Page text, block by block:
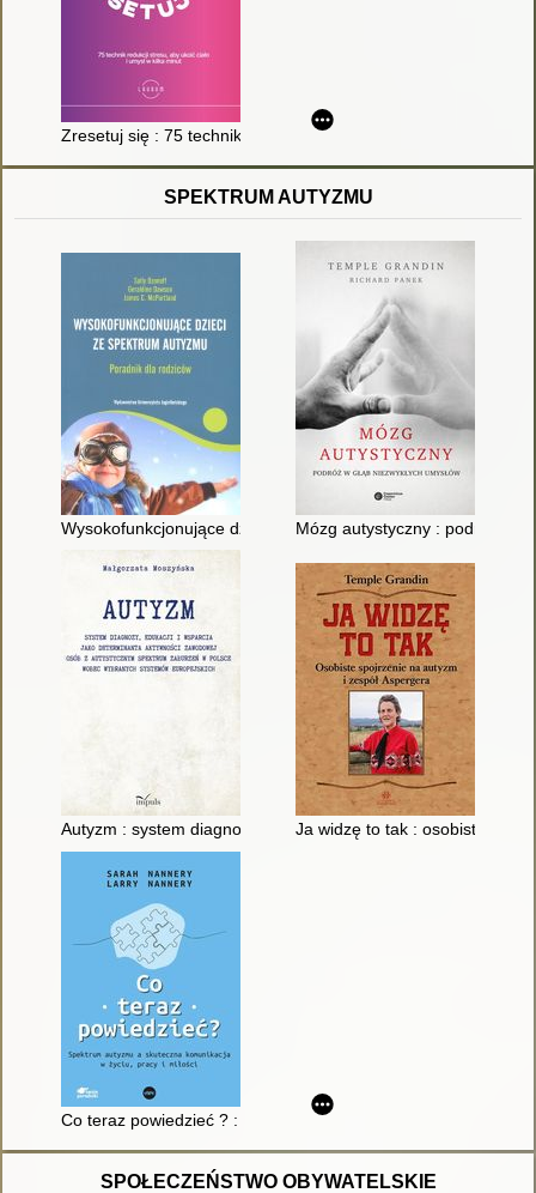
Zresetuj się : 75 technik redukcji stresu, aby ukoić ciało i
SPEKTRUM AUTYZMU
Wysokofunkcjonujące dzieci ze spektrum autyzmu : jak
Mózg autystyczny : podróż w
Autyzm : system diagnozy, edukacji i wsparcia jako
Ja widzę to tak : osobiste
Co teraz powiedzieć ? : spektrum autyzmu a skuteczna
SPOŁECZEŃSTWO OBYWATELSKIE